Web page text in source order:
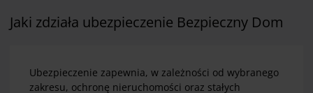
Jaki zdziała ubezpieczenie Bezpieczny Dom
Ubezpieczenie zapewnia, w zależności od wybranego
zakresu, ochronę nieruchomości oraz stałych